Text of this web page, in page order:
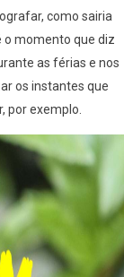
como sairia
o momento que diz
as férias e nos
os instantes que
por exemplo.